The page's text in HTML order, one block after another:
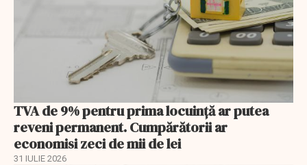
TVA de 9% pentru prima locuință ar putea
reveni permanent. Cumpărătorii ar
economisi zeci de mii de lei
31 IULIE 2026